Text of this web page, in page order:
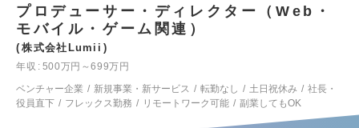
プロデューサー・ディレクター（Web・
モバイル・ゲーム関連）
株式会社Lumii
年収
500万円～699万円
ベンチャー企業
新規事業・新サービス 転勤なし 土日祝休み
社長・
役員直下
フレックス勤務 リモートワーク可能 副業してもOK